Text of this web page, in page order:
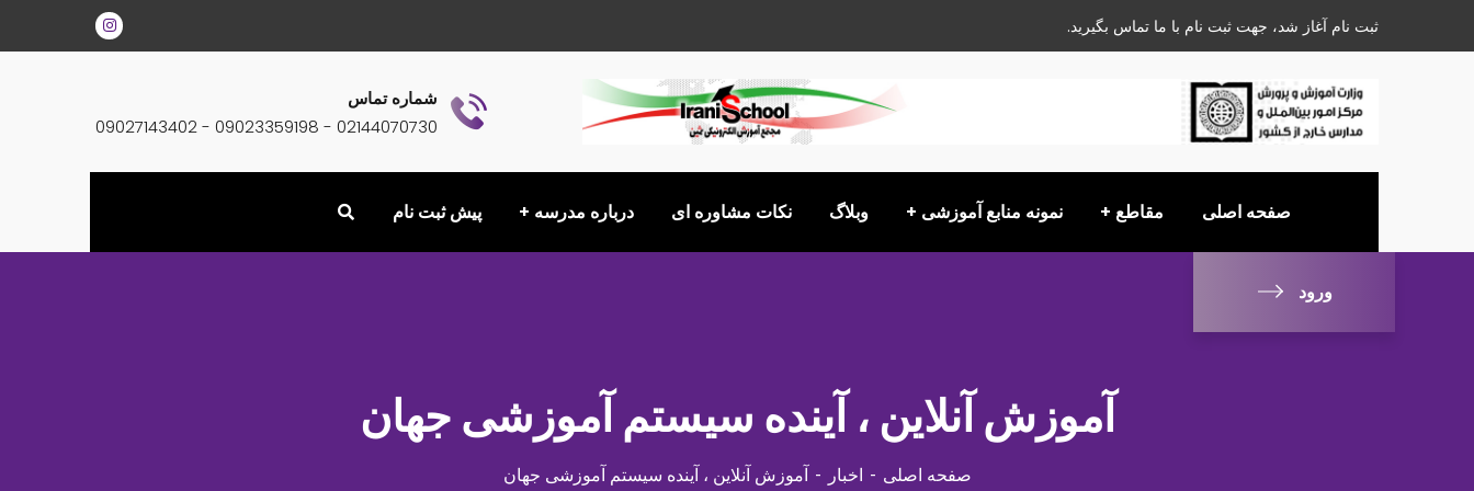
ثبت نام آغاز شد، جهت ثبت نام با ما تماس بگیرید.
شماره تماس
02144070730 - 09023359198 - 09027143402
صفحه اصلی مقاطع نمونه منابع آموزشی وبلاگ نکات مشاوره ای درباره مدرسه پیش ثبت نام
ورود
آموزش آنلاین ، آینده سیستم آموزشی جهان
صفحه اصلی اخبار آموزش آنلاین ، آینده سیستم آموزشی جهان